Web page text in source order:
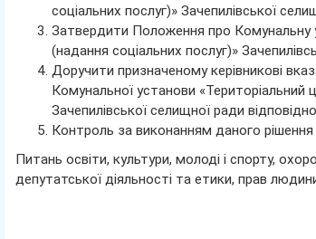
соціальних послуг)» Зачепилівської
Затвердити Положення про Комунальну
(надання соціальних послуг)»
Доручити призначеному керівникові
Комунальної установи «Територіальний
Зачепилівської селищної ради
Контроль за виконанням даного рішення
Питань освіти, культури, молоді і спорту,
депутатської діяльності та етики, прав